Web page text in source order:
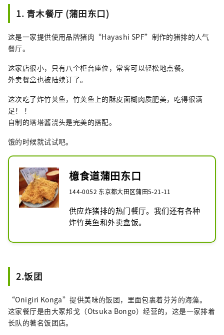
1. 青木餐厅 (蒲田东口)
这是一家提供使用品牌猪肉“Hayashi SPF”制作的猪排的人气
餐厅。
这家店很小，只有八个柜台座位，常客可以轻松地点餐。
外卖餐盒也被陆续订了。
这次吃了炸竹荚鱼，竹荚鱼上的酥皮面糊肉质肥美，吃得很满
足！ ！
自制的塔塔酱浇头是完美的搭配。
饿的时候就试试吧。
檍食道蒲田东口
144-0052 东京都大田区蒲田5-21-11
供应炸猪排的热门餐厅。我们还有各种
炸竹荚鱼和外卖盒饭。
2.饭团
“Onigiri Konga”提供美味的饭团，里面包裹着芬芳的海藻。
这家餐厅是由大冢邦戈（Otsuka Bongo）经营的，这是一家排着
长队的著名饭团店。